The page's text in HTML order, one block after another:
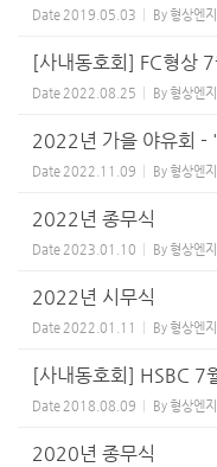
Date 2019.05.03 By 형상엔
[사내동호회] FC형상
Date 2022.08.25 By 형상엔
2022년 가을 야유회 -
Date 2022.11.09 By 형상엔
2022년 종무식
Date 2023.01.10 By 형상엔
2022년 시무식
Date 2022.01.11 By 형상엔
[사내동호회] HSBC 7
Date 2018.08.09 By 형상엔
2020년 종무식